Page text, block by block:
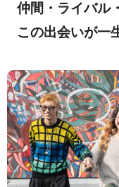
仲間・ライバル
この出会いが一